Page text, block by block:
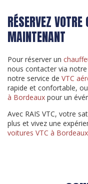
RÉSERVEZ
MAINTENANT
Pour réserver un
nous contacter via
notre service de VTC
rapide et confortable,
à Bordeaux pour un
Avec RAIS VTC, votre
plus et vivez une
voitures VTC à Bordeaux